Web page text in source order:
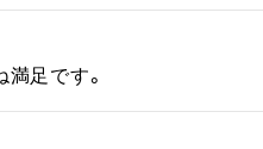
足です。